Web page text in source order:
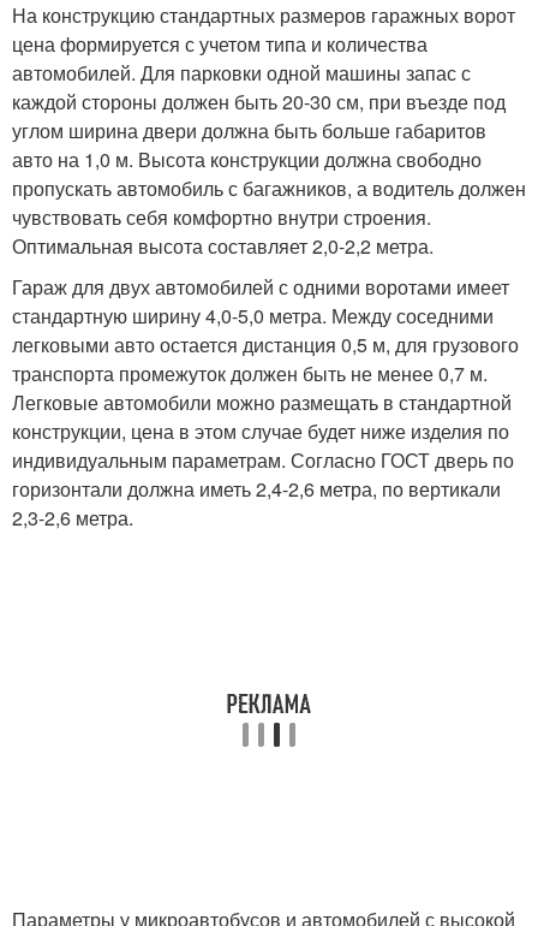
На конструкцию стандартных размеров гаражных ворот
цена формируется с учетом типа и количества
автомобилей. Для парковки одной машины запас с
каждой стороны должен быть 20-30 см, при въезде под
углом ширина двери должна быть больше габаритов
авто на 1,0 м. Высота конструкции должна свободно
пропускать автомобиль с багажников, а водитель должен
чувствовать себя комфортно внутри строения.
Оптимальная высота составляет 2,0-2,2 метра.
Гараж для двух автомобилей с одними воротами имеет
стандартную ширину 4,0-5,0 метра. Между соседними
легковыми авто остается дистанция 0,5 м, для грузового
транспорта промежуток должен быть не менее 0,7 м.
Легковые автомобили можно размещать в стандартной
конструкции, цена в этом случае будет ниже изделия по
индивидуальным параметрам. Согласно ГОСТ дверь по
горизонтали должна иметь 2,4-2,6 метра, по вертикали
2,3-2,6 метра.
Параметры у микроавтобусов и автомобилей с высокой